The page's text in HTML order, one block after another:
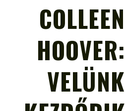
COLLEEN
HOOVER:
VELÜNK